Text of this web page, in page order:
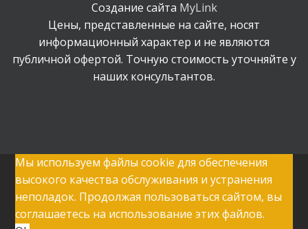
Создание сайта MyLink
Цены, представленные на сайте, носят
информационный характер и не являются
публичной офертой. Точную стоимость уточняйте у
наших консультантов.
Мы используем файлы cookie для обеспечения
высокого качества обслуживания и устранения
неполадок. Продолжая пользоваться сайтом, вы
соглашаетесь на использование этих файлов.